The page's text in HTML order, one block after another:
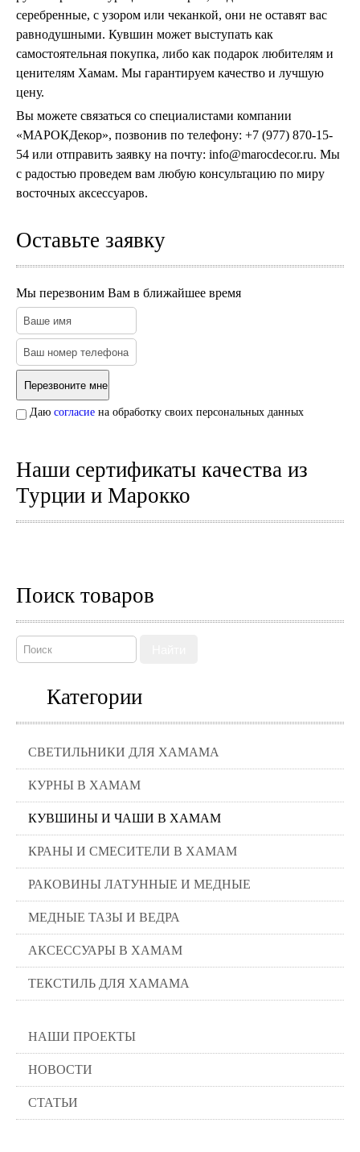
серебренные, с узором или чеканкой, они не оставят вас
равнодушными. Кувшин может выступать как
самостоятельная покупка, либо как подарок любителям и
ценителям Хамам. Мы гарантируем качество и лучшую
цену.
Вы можете связаться со специалистами компании
«МАРОКДекор», позвонив по телефону: +7 (977) 870-15-
54 или отправить заявку на почту: info@marocdecor.ru. Мы
с радостью проведем вам любую консультацию по миру
восточных аксессуаров.
Оставьте заявку
Мы перезвоним Вам в ближайшее время
Даю согласие на обработку своих персональных данных
Наши сертификаты качества из
Турции и Марокко
Поиск товаров
Категории
СВЕТИЛЬНИКИ ДЛЯ ХАМАМА
КУРНЫ В ХАМАМ
КУВШИНЫ И ЧАШИ В ХАМАМ
КРАНЫ И СМЕСИТЕЛИ В ХАМАМ
РАКОВИНЫ ЛАТУННЫЕ И МЕДНЫЕ
МЕДНЫЕ ТАЗЫ И ВЕДРА
АКСЕССУАРЫ В ХАМАМ
ТЕКСТИЛЬ ДЛЯ ХАМАМА
НАШИ ПРОЕКТЫ
НОВОСТИ
СТАТЬИ